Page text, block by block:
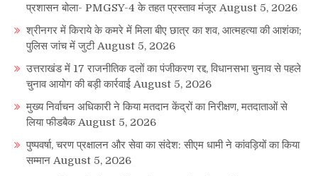
प्रशासन बोला- PMGSY-4 के तहत प्रस्ताव मंजूर August 5, 2026
श्रीनगर में किराये के कमरे में मिला बीए छात्र का शव, आत्महत्या की आशंका;
पुलिस जांच में जुटी August 5, 2026
उत्तराखंड में 17 राजनीतिक दलों का पंजीकरण रद्द, विधानसभा चुनाव से पहले
चुनाव आयोग की बड़ी कार्रवाई August 5, 2026
मुख्य निर्वाचन अधिकारी ने किया मतदान केंद्रों का निरीक्षण, मतदाताओं से
लिया फीडबैक August 5, 2026
पुष्पवर्षा, चरण प्रक्षालन और सेवा का संदेश: सीएम धामी ने कांवड़ियों का किया
सम्मान August 5, 2026